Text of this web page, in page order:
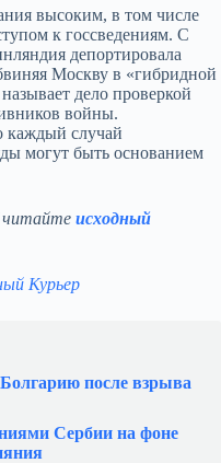
высоким, в том числе
к госсведениям. С
депортировала
Москву в «гибридной
дело проверкой
войны.
каждый случай
могут быть основанием
читайте исходный
Курьер
после взрыва
Сербии на фоне